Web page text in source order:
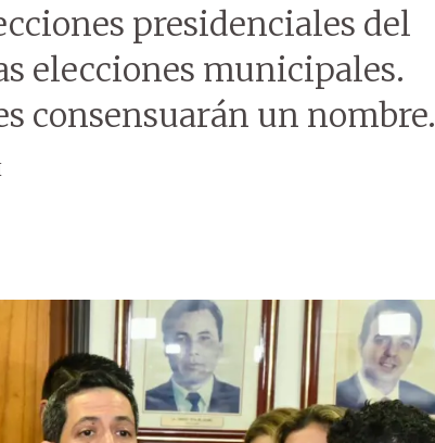
presidenciales del
elecciones municipales.
consensuarán un nombre.